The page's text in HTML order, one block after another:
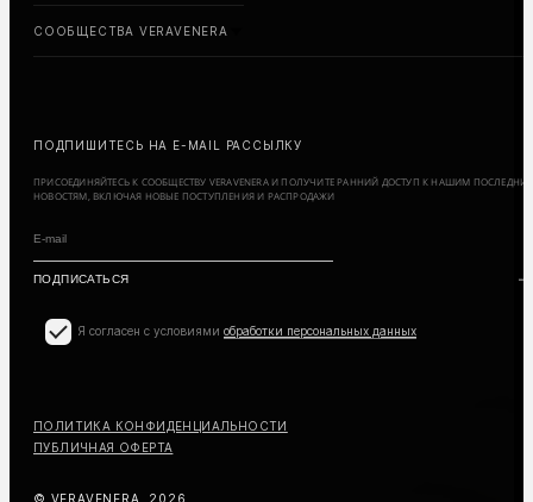
СООБЩЕСТВА VERAVENERA
ПОДПИШИТЕСЬ НА E-MAIL РАССЫЛКУ
ПРИСОЕДИНЯЙТЕСЬ К СООБЩЕСТВУ VERAVENERA И ПОЛУЧИТЕ РАННИЙ ДОСТУП К НАШИМ
НОВОСТЯМ, ВКЛЮЧАЯ НОВЫЕ ПОСТУПЛЕНИЯ И РАСПРОДАЖИ
Я согласен с условиями обработки персональных данных
ПОЛИТИКА КОНФИДЕНЦИАЛЬНОСТИ
ПУБЛИЧНАЯ ОФЕРТА
© VERAVENERA, 2026